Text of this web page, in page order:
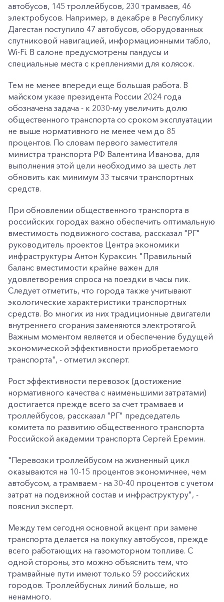
автобусов, 145 троллейбусов, 230 трамваев, 46
электробусов. Например, в декабре в Республику
Дагестан поступило 47 автобусов, оборудованных
спутниковой навигацией, информационными табло,
Wi-Fi. В салоне предусмотрены пандусы и
специальные места с креплениями для колясок.
Тем не менее впереди еще большая работа. В
майском указе президента России 2024 года
обозначена задача - к 2030-му увеличить долю
общественного транспорта со сроком эксплуатации
не выше нормативного не менее чем до 85
процентов. По словам первого заместителя
министра транспорта РФ Валентина Иванова, для
выполнения этой цели необходимо за шесть лет
обновить как минимум 33 тысячи транспортных
средств.
При обновлении общественного транспорта в
российских городах важно обеспечить оптимальную
вместимость подвижного состава, рассказал "РГ"
руководитель проектов Центра экономики
инфраструктуры Антон Кураксин. "Правильный
баланс вместимости крайне важен для
удовлетворения спроса на поездки в часы пик.
Следует отметить, что города также учитывают
экологические характеристики транспортных
средств. Во многих из них традиционные двигатели
внутреннего сгорания заменяются электротягой.
Важным моментом является и обеспечение будущей
экономической эффективности приобретаемого
транспорта", - отметил эксперт.
Рост эффективности перевозок (достижение
нормативного качества с наименьшими затратами)
достигается прежде всего за счет трамваев и
троллейбусов, рассказал "РГ" председатель
комитета по развитию общественного транспорта
Российской академии транспорта Сергей Еремин.
"Перевозки троллейбусом на жизненный цикл
оказываются на 10-15 процентов экономичнее, чем
автобусом, а трамваем - на 30-40 процентов с учетом
затрат на подвижной состав и инфраструктуру", -
пояснил эксперт.
Между тем сегодня основной акцент при замене
транспорта делается на покупку автобусов, прежде
всего работающих на газомоторном топливе. С
одной стороны, это можно объяснить тем, что
трамвайные пути имеют только 59 российских
городов. Троллейбусных линий больше, но
ненамного.